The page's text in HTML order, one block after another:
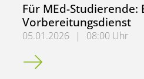
Für MEd-Studierende:
Vorbereitungsdienst
05.01.2026 |
08:00 Uhr
Für MEd-Studierende: